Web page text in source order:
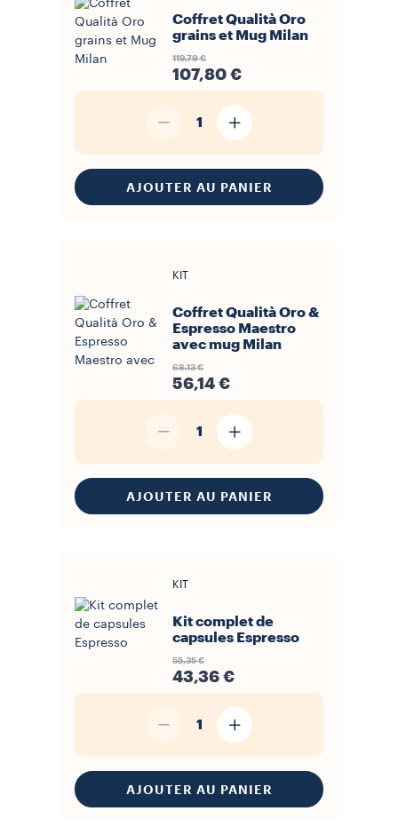
Coffret Qualità Oro
grains et Mug Milan
119,79 €
107,80 €
1
AJOUTER AU PANIER
KIT
Coffret Qualità Oro &
Espresso Maestro
avec mug Milan
68,13 €
56,14 €
1
AJOUTER AU PANIER
KIT
Kit complet de
capsules Espresso
55,35 €
43,36 €
1
AJOUTER AU PANIER